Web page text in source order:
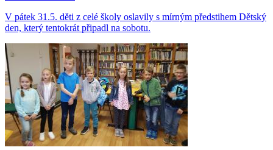
V pátek 31.5. děti z celé školy oslavily s mírným předstihem Dětský
den, který tentokrát připadl na sobotu.